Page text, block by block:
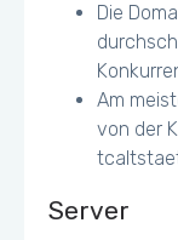
Die
Am
von der
Server